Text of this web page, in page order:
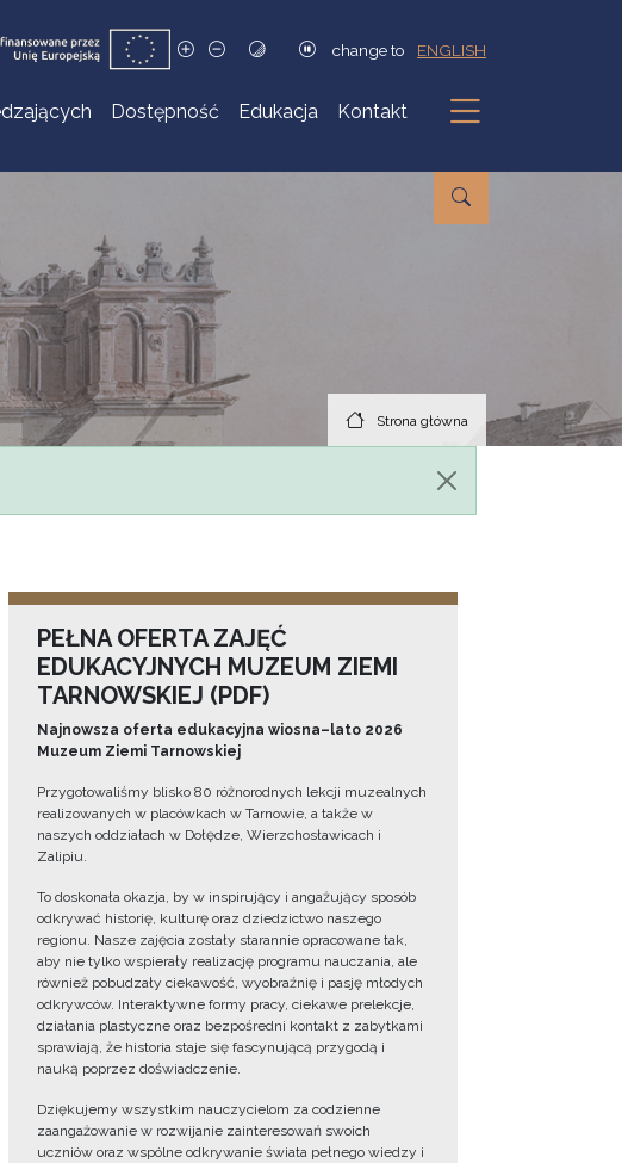
change to ENGLISH
Dostępność Edukacja Kontakt
Podmenu
Strona główna
PEŁNA OFERTA ZAJĘĆ
EDUKACYJNYCH MUZEUM ZIEMI
TARNOWSKIEJ (PDF)
Najnowsza oferta edukacyjna wiosna–lato 2026
Muzeum Ziemi Tarnowskiej
Przygotowaliśmy blisko 80 różnorodnych lekcji muzealnych
realizowanych w placówkach w Tarnowie, a także w
naszych oddziałach w Dołędze, Wierzchosławicach i
Zalipiu.
To doskonała okazja, by w inspirujący i angażujący sposób
odkrywać historię, kulturę oraz dziedzictwo naszego
regionu. Nasze zajęcia zostały starannie opracowane tak,
aby nie tylko wspierały realizację programu nauczania, ale
również pobudzały ciekawość, wyobraźnię i pasję młodych
odkrywców. Interaktywne formy pracy, ciekawe prelekcje,
działania plastyczne oraz bezpośredni kontakt z zabytkami
sprawiają, że historia staje się fascynującą przygodą i
nauką poprzez doświadczenie.
Dziękujemy wszystkim nauczycielom za codzienne
zaangażowanie w rozwijanie zainteresowań swoich
uczniów oraz wspólne odkrywanie świata pełnego wiedzy i